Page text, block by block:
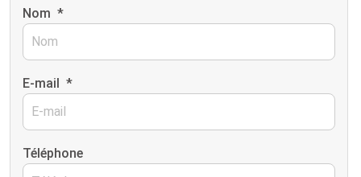
Nom *
E-mail *
Téléphone